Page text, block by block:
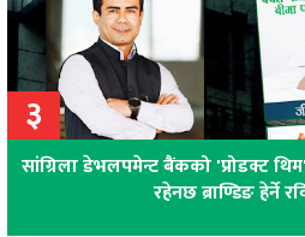
३
सांग्रिला डेभलपमेन्ट बैंकको 'प्रोडक्ट
रहेनछ ब्राण्डिङ हेर्ने